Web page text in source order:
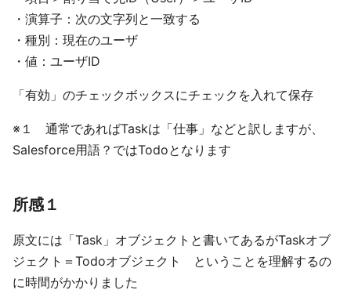
・演算子：次の文字列と一致する
・種別：現在のユーザ
・値：ユーザID
「有効」のチェックボックスにチェックを入れて保存
※１ 通常であればTaskは「仕事」などと訳しますが、
Salesforce用語？ではTodoとなります
所感１
原文には「Task」オブジェクトと書いてあるがTaskオブ
ジェクト＝Todoオブジェクト ということを理解するの
に時間がかかりました